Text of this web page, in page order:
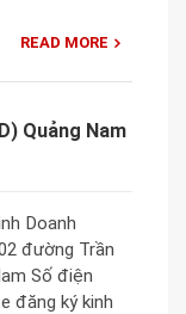
READ MORE
Quảng Nam
Doanh
đường Trần
Số điện
đăng ký kinh